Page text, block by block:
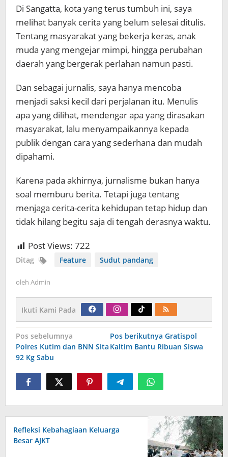
Di Sangatta, kota yang terus tumbuh ini, saya
melihat banyak cerita yang belum selesai ditulis.
Tentang masyarakat yang bekerja keras, anak
muda yang mengejar mimpi, hingga perubahan
daerah yang bergerak perlahan namun pasti.
Dan sebagai jurnalis, saya hanya mencoba
menjadi saksi kecil dari perjalanan itu. Menulis
apa yang dilihat, mendengar apa yang dirasakan
masyarakat, lalu menyampaikannya kepada
publik dengan cara yang sederhana dan mudah
dipahami.
Karena pada akhirnya, jurnalisme bukan hanya
soal memburu berita. Tetapi juga tentang
menjaga cerita-cerita kehidupan tetap hidup dan
tidak hilang begitu saja di tengah derasnya waktu.
Post Views: 722
Ditag Feature Sudut pandang
oleh Admin
Ikuti Kami Pada
Navigasi
pos
Pos sebelumnya
Polres Kutim dan BNN Sita
92 Kg Sabu
Pos berikutnya Gratispol
Kaltim Bantu Ribuan Siswa
Refleksi Kebahagiaan Keluarga
Besar AJKT